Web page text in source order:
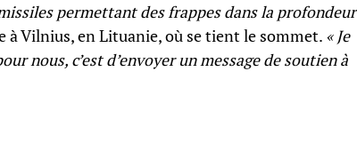
permettant des frappes dans la profondeur
à Vilnius, en Lituanie, où se tient le sommet. « Je
nous, c’est d’envoyer un message de soutien à